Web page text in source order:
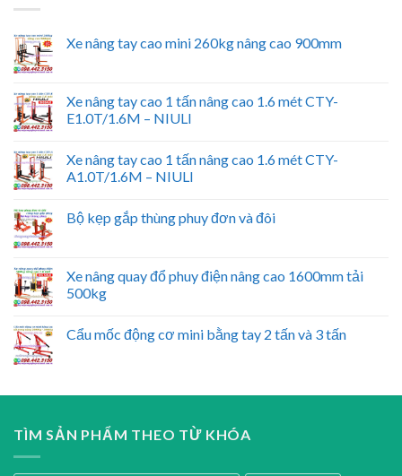
Xe nâng tay cao mini 260kg nâng cao 900mm
Xe nâng tay cao 1 tấn nâng cao 1.6 mét CTY-
E1.0T/1.6M – NIULI
Xe nâng tay cao 1 tấn nâng cao 1.6 mét CTY-
A1.0T/1.6M – NIULI
Bộ kẹp gắp thùng phuy đơn và đôi
Xe nâng quay đổ phuy điện nâng cao 1600mm tải
500kg
Cẩu mốc động cơ mini bằng tay 2 tấn và 3 tấn
TÌM SẢN PHẨM THEO TỪ KHÓA